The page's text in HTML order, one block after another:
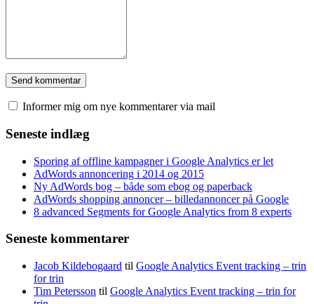
Informer mig om nye kommentarer via mail
Seneste indlæg
Sporing af offline kampagner i Google Analytics er let
AdWords annoncering i 2014 og 2015
Ny AdWords bog – både som ebog og paperback
AdWords shopping annoncer – billedannoncer på Google
8 advanced Segments for Google Analytics from 8 experts
Seneste kommentarer
Jacob Kildebogaard til Google Analytics Event tracking – trin
for trin
Tim Petersson til Google Analytics Event tracking – trin for